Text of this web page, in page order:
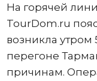
На горячей
TourDom.ru
возникла утром
перегоне
причинам.